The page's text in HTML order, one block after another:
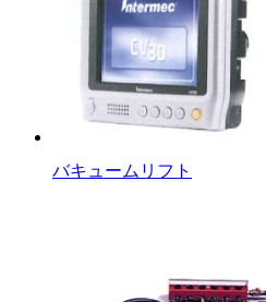
バキュームリフト